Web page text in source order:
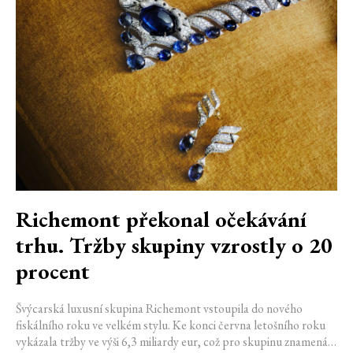
Richemont překonal očekávání
trhu. Tržby skupiny vzrostly o 20
procent
Švýcarská luxusní skupina Richemont vstoupila do nového
fiskálního roku ve velkém stylu. Ke konci června letošního roku
vykázala tržby ve výši 6,3 miliardy eur, což pro skupinu znamená